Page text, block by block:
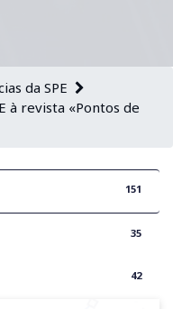
da SPE
à revista «Pontos de
151
35
42